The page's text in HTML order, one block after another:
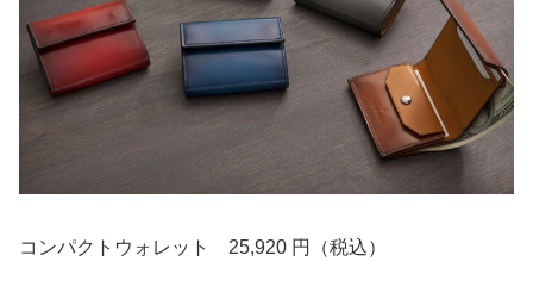
コンパクトウォレット 25,920 円（税込）